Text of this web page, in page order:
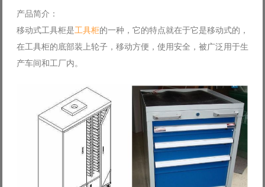
产品简介：
移动式工具柜是工具柜的一种，它的特点就在于它是移动式的，
在工具柜的底部装上轮子，移动方便，使用安全，被广泛用于生
产车间和工厂内。